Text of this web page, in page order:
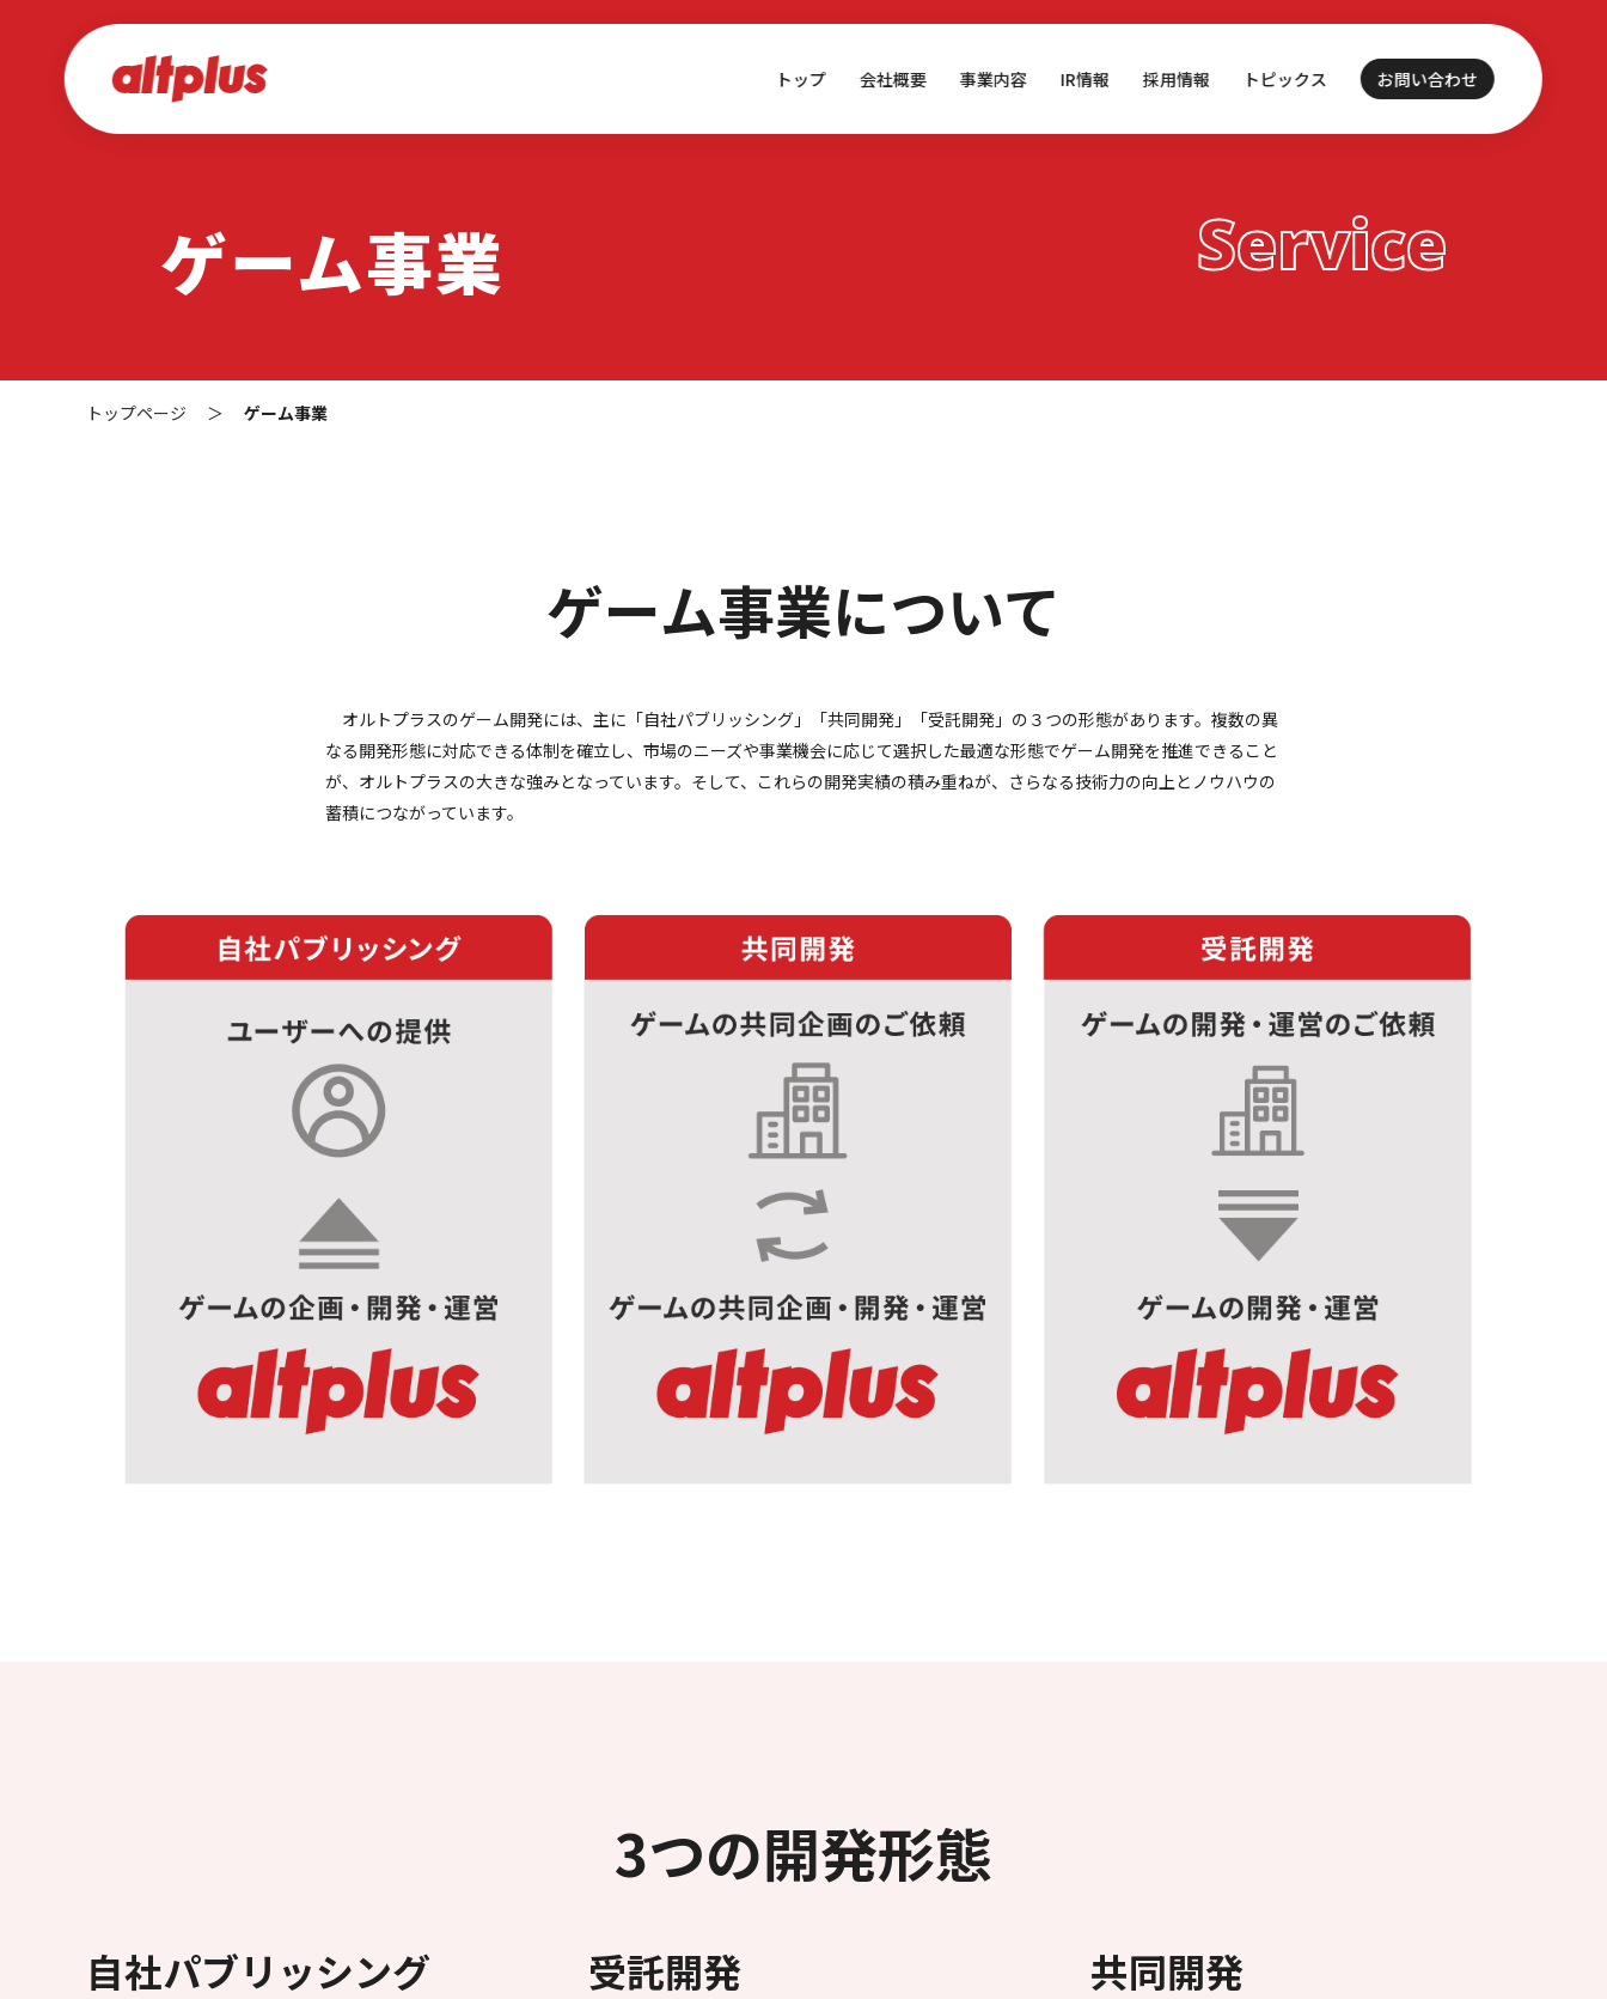
トップ 会社概要 事業内容 IR情報 採用情報 トピックス お問い合わせ
ゲーム事業 Service
トップページ ＞ ゲーム事業
ゲーム事業について
オルトプラスのゲーム開発には、主に「自社パブリッシング」「共同開発」「受託開発」の３つの形態があります。複数の異
なる開発形態に対応できる体制を確立し、市場のニーズや事業機会に応じて選択した最適な形態でゲーム開発を推進できること
が、オルトプラスの大きな強みとなっています。そして、これらの開発実績の積み重ねが、さらなる技術力の向上とノウハウの
蓄積につながっています。
3つの開発形態
自社パブリッシング 受託開発 共同開発